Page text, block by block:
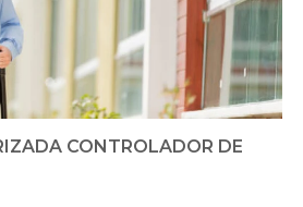
CONTROLADOR DE